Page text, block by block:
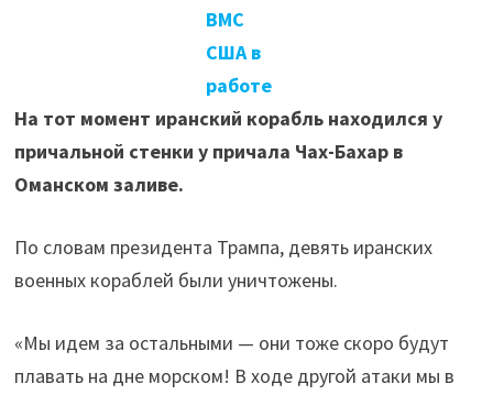
ВМС
США в
работе
На тот момент иранский корабль находился у
причальной стенки у причала Чах-Бахар в
Оманском заливе.
По словам президента Трампа, девять иранских
военных кораблей были уничтожены.
«Мы идем за остальными — они тоже скоро будут
плавать на дне морском! В ходе другой атаки мы в